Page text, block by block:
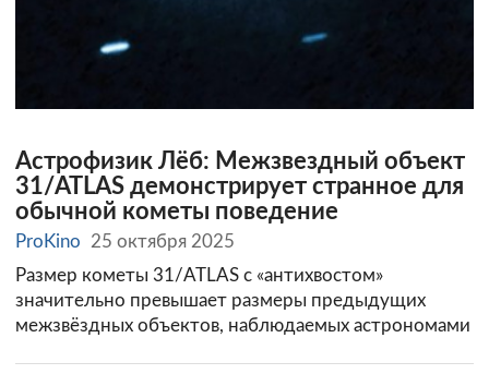
Астрофизик Лёб: Межзвездный объект
31/ATLAS демонстрирует странное для
обычной кометы поведение
ProKino 25 октября 2025
Размер кометы 31/ATLAS с «антихвостом»
значительно превышает размеры предыдущих
межзвёздных объектов, наблюдаемых астрономами